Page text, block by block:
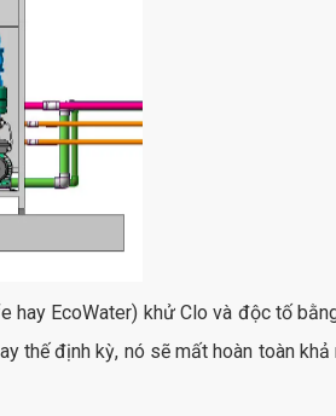
EcoWater) khử Clo và độc tố
thế định kỳ, nó sẽ mất hoàn toàn